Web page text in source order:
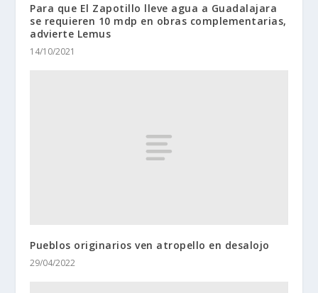
Para que El Zapotillo lleve agua a Guadalajara
se requieren 10 mdp en obras complementarias,
advierte Lemus
14/10/2021
Pueblos originarios ven atropello en desalojo
29/04/2022